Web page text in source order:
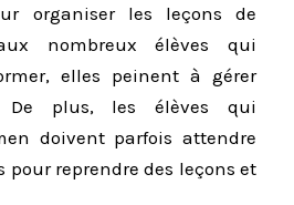
organiser les leçons de
nombreux élèves qui
elles peinent à gérer
De plus, les élèves qui
doivent parfois attendre
pour reprendre des leçons et